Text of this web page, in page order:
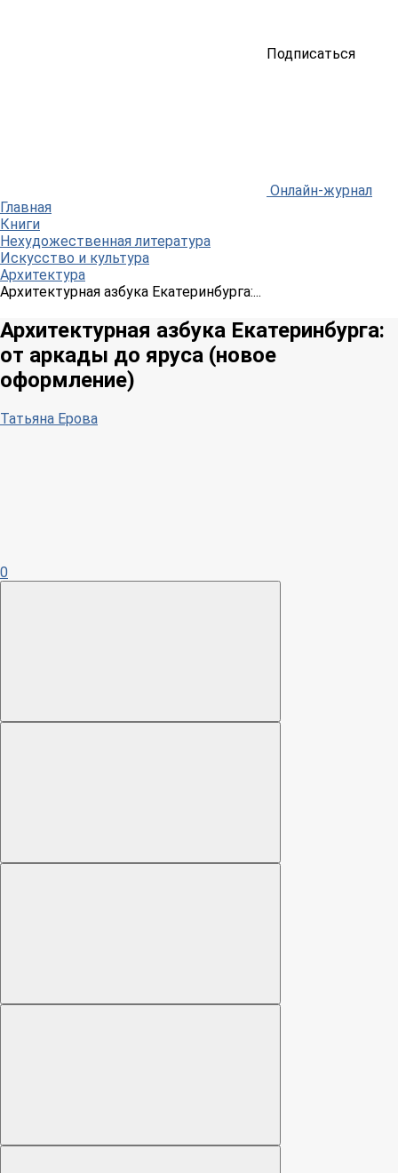
Подписаться
Онлайн-журнал
Главная
Книги
Нехудожественная литература
Искусство и культура
Архитектура
Архитектурная азбука Екатеринбурга:...
Архитектурная азбука Екатеринбурга:
от аркады до яруса (новое
оформление)
Татьяна Ерова
0